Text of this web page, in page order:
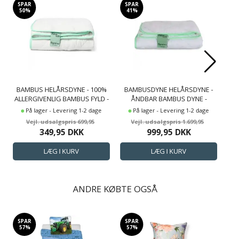
SPAR
50%
BAMBUS HELÅRSDYNE - 100%
ALLERGIVENLIG BAMBUS FYLD -
NATURE BY BORG
BAMBUSDYNE
På lager - Levering 1-2 dage
699,95
349,95 DKK
SPAR
41%
BAMBUSDYNE HELÅRSDYNE -
ÅNDBAR BAMBUS DYNE -
140X200 CM - NATURE BY BORG
BAMBUSDYNE
På lager - Levering 1-2 dage
1.699,95
999,95 DKK
ANDRE KØBTE OGSÅ
SPAR
57%
SPAR
57%